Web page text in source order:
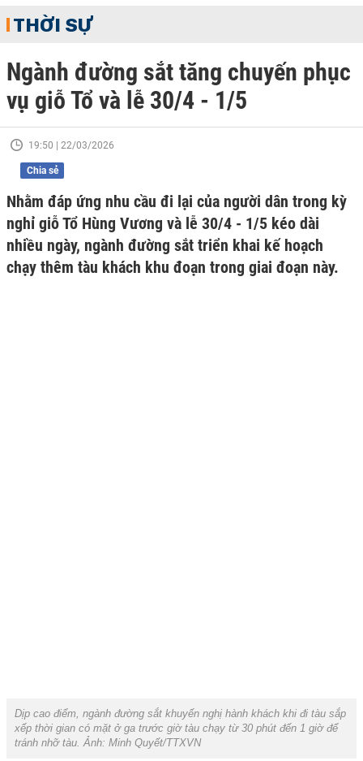
THỜI SỰ
Ngành đường sắt tăng chuyến phục
vụ giỗ Tổ và lễ 30/4 - 1/5
19:50 | 22/03/2026
Chia sẻ
Nhằm đáp ứng nhu cầu đi lại của người dân trong kỳ
nghỉ giỗ Tổ Hùng Vương và lễ 30/4 - 1/5 kéo dài
nhiều ngày, ngành đường sắt triển khai kế hoạch
chạy thêm tàu khách khu đoạn trong giai đoạn này.
Dịp cao điểm, ngành đường sắt khuyến nghị hành khách khi đi tàu sắp
xếp thời gian có mặt ở ga trước giờ tàu chạy từ 30 phút đến 1 giờ để
tránh nhỡ tàu. Ảnh: Minh Quyết/TTXVN